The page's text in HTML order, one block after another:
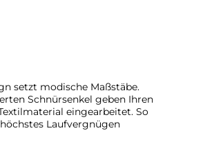
setzt modische Maßstäbe.
Schnürsenkel geben Ihren
eingearbeitet. So
Laufvergnügen